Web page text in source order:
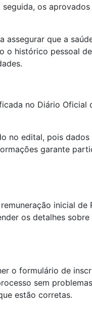
os
assegurar que a
o histórico pessoal
no Diário Oficial
no edital, pois
garante
inicial
os detalhes
o formulário de
sem
estão corretas.